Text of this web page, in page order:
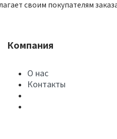
своим покупателям
Компания
О нас
Контакты